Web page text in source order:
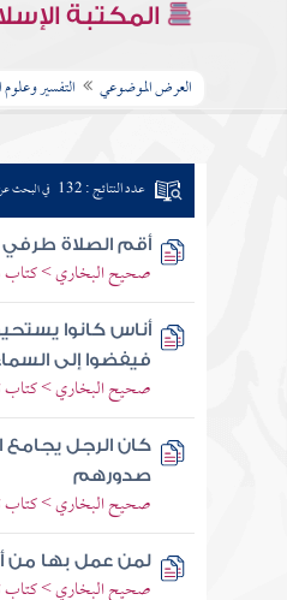
المكتبة
العرض الموضوعي التفسير وعلوم
عدد النتائج : 132 في البحث
أقم الصلاة طرفي
صحيح البخاري > كتاب
أناس كانوا
فيفضوا إلى
صحيح البخاري > كتاب
كان الرجل يجامع
صدورهم
صحيح البخاري > كتاب
لمن عمل بها من
صحيح البخاري > كتاب